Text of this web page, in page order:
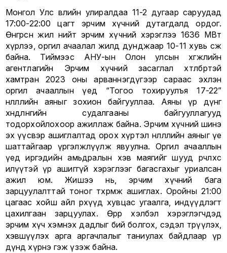
Монгол Улс өвлийн улиралдаа 11-2 дугаар саруудад
17:00-22:00 цагт эрчим хүчний дутагдалд ордог.
Өнгөрсөн жил нийт эрчим хүчний хэрэглээ 1636 МВт
хүрлээ, оргил ачаалал жилд дунджаар 10-11 хувь өсөж
байна. Тиймээс АНУ-ын Олон улсын хөгжлийн
агентлагийн Эрчим хүчний засаглал хөтөлбөртэй
хамтран 2023 оны арваннэгдүгээр сараас эхлэн
оргил ачааллын үед “Тогоо тохируулъя 17-22”
нөлөөллийн аяныг зохион байгууллаа. Аяны үр дүнг
хөндлөнгийн судалгааны байгууллагууд
тодорхойлохоор ажиллаж байна. Эрчим хүчний шинэ
эх үүсвэр ашиглалтад орох хүртэл нөлөөллийн аяныг үе
шаттайгаар үргэлжлүүлж явуулна. Оргил ачааллын
үед иргэдийн амьдралын хэв маягийг шууд өөрчлөхөөс
илүүтэй үр ашиггүй хэрэглээг багасгахыг уриалсан
ажил юм. Жишээ нь, эрчим хүчний бага
зарцуулалттай тоног төхөөрөмж ашиглах. Оройны 21:00
цагаас хойш айл өрхүүд хувцас угаалга, индүүдлэгт
цахилгаан зарцуулах. Өөрөөр хэлбэл хэрэглэгчдэд
эрчим хүч хэмнэх дадлыг бий болгох, сэдэл төрүүлэх,
хэвшүүлэх арга аргачлалыг таниулах байдлаар үр
дүнд хүрнэ гэж үзэж байна.